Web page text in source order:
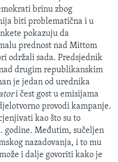
brinu zbog
biti problematična i u
pokazuju da
prednost nad Mittom
održali sada. Predsjednik
drugim republikanskim
je jedan od urednika
i čest gost u emisijama
provodi kampanje.
kao što su to
Međutim, sučeljen
nazadovanja, i to mu
i dalje govoriti kako je